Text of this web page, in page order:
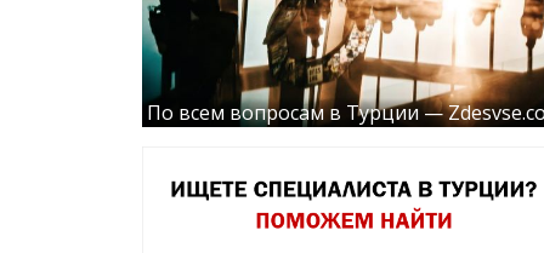
По всем вопросам в Турции —